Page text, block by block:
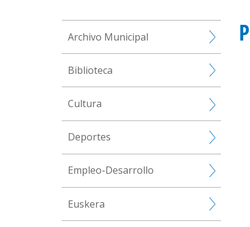
Archivo Municipal
Biblioteca
Cultura
Deportes
Empleo-Desarrollo
Euskera